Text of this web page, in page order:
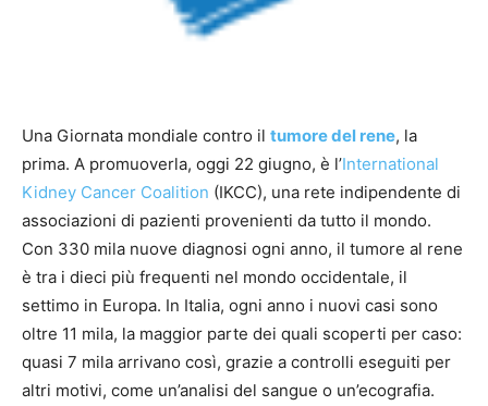
Una Giornata mondiale contro il tumore del rene, la
prima. A promuoverla, oggi 22 giugno, è l’International
Kidney Cancer Coalition (IKCC), una rete indipendente di
associazioni di pazienti provenienti da tutto il mondo.
Con 330 mila nuove diagnosi ogni anno, il tumore al rene
è tra i dieci più frequenti nel mondo occidentale, il
settimo in Europa. In Italia, ogni anno i nuovi casi sono
oltre 11 mila, la maggior parte dei quali scoperti per caso:
quasi 7 mila arrivano così, grazie a controlli eseguiti per
altri motivi, come un’analisi del sangue o un’ecografia.